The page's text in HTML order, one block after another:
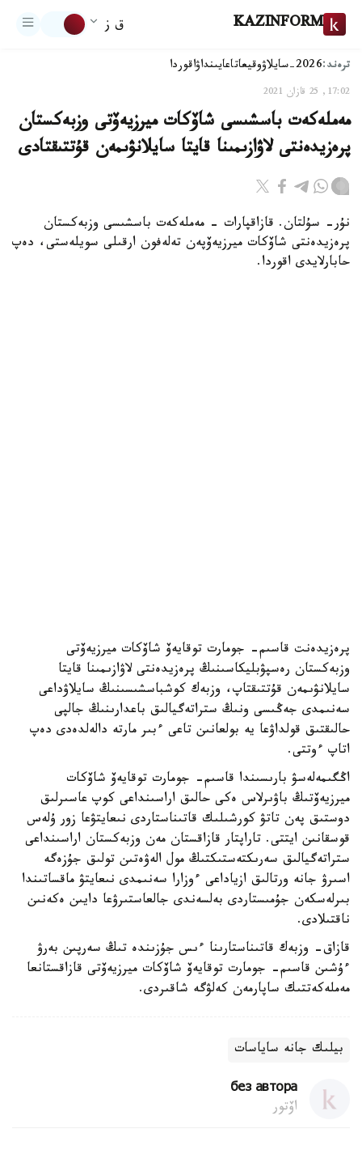
KAZINFORM ق ز
ترەند:2026-سايلاۋ وقيعاتاعايىنداۋاقوردا
17:02, 25 قازان 2021
مەملەكەت باسشىسى شاۆكات ميرزيەۆتى وزبەكستان
پرەزيدەنتى لاۋازىمىنا قايتا سايلانۋىمەن قۇتتىقتادى
نۇر- سۇلتان. قازاقپارات - مەملەكەت باسشىسى وزبەكستان
پرەزيدەنتى شاۆكات ميرزيەۆپەن تەلەفون ارقىلى سويلەستى، دەپ
حابارلايدى اقوردا.
پرەزيدەنت قاسىم- جومارت توقايەۆ شاۆكات ميرزيەۆتى
وزبەكستان رەسپۋبليكاسىنىڭ پرەزيدەنتى لاۋازىمىنا قايتا
سايلانۋىمەن قۇتتىقتاپ، وزبەك كوشباسشىسىنىڭ سايلاۋداعى
سەنىمدى جەڭىسى ونىڭ ستراتەگيالىق باعدارىنىڭ جالپى
حالىقتىق قولداۋعا يە بولعانىن تاعى ءبىر مارتە دالەلدەدى دەپ
اتاپ ءوتتى.
اڭگىمەلەسۋ بارىسىندا قاسىم- جومارت توقايەۆ شاۆكات
ميرزيەۆتىڭ باۋىرلاس ەكى حالىق اراسىنداعى كوپ عاسىرلىق
دوستىق پەن تاتۋ كورشىلىك قاتىناستاردى نىعايتۋعا زور ۇلەس
قوسقانىن ايتتى. تاراپتار قازاقستان مەن وزبەكستان اراسىنداعى
ستراتەگيالىق سەرىكتەستىكتىڭ مول الەۋەتىن تولىق جۇزەگە
اسىرۋ جانە ورتالىق ازياداعى ءوزارا سەنىمدى نىعايتۋ ماقساتىندا
بىرلەسكەن جۇمىستاردى بەلسەندى جالعاستىرۋعا دايىن ەكەنىن
ناقتىلادى.
قازاق- وزبەك قاتىناستارىنا ءىس جۇزىندە تىڭ سەرپىن بەرۋ
ءۇشىن قاسىم- جومارت توقايەۆ شاۆكات ميرزيەۆتى قازاقستانعا
مەملەكەتتىك ساپارمەن كەلۋگە شاقىردى.
بيلىك جانە ساياسات
без автора
اۆتور